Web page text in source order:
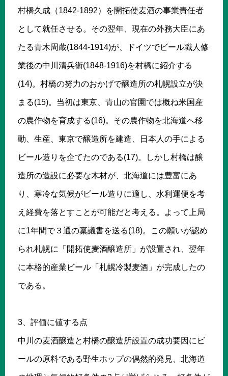
村橋久成（1842-1892）を開拓使麦酒の事業責任者
として就任させる。その翌年、現在の外務大臣にあ
たる青木周蔵(1844-1914)が、ドイツでビール職人修
業後の中川清兵衞(1848-1916)を村橋に紹介する
(14)。村橋の努力のおかげで醸造所の札幌設立が決
まる(15)。当初は東京、青山の官園では概ね米国産
の農作物を育成する(16)。その農作物を北海道へ移
動、生産、東京で醸造所を建造、日本人の手による
ビール造りを企てたのである(17)。しかし村橋は醸
造所の造設に必要な木材が、北海道には豊富にあ
り、寒冷な気候がビール造りに適し、水利運便を考
え経費を落とすことが可能だと考える。よって上局
に1年間で３通の稟議書を送る(18)。この願いが認め
られ札幌に「開拓使麦酒醸造所」が設置され、翌年
に本格的産業ビール「札幌冷製麦酒」が完成したの
である。
3、評価に値する点
中川の麦酒醸造と村橋の醸造所設置の成功要因にビ
ールの原料である野生ホップの偶然的発見、北海道